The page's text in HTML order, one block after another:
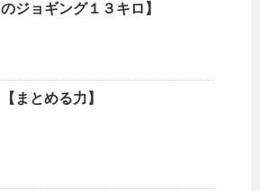
のジョギング１３キロ】
【まとめる力】